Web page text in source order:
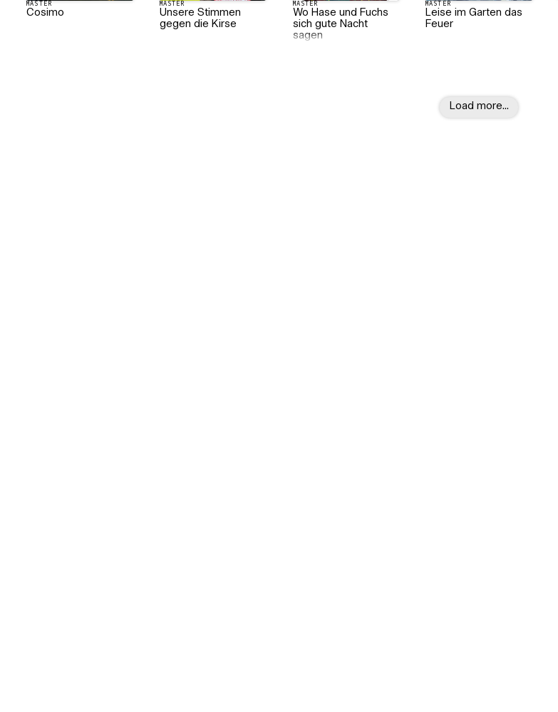
MASTER
Cosimo
MASTER
Unsere Stimmen
gegen die Kirse
MASTER
Wo Hase und Fuchs
sich gute Nacht
sagen
MASTER
Leise im Garten das
Feuer
Load more…